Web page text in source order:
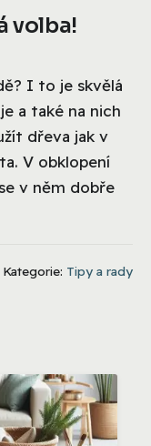
volba!
I to je skvělá
a také na nich
dřeva jak v
V obklopení
v něm dobře
Kategorie: Tipy a rady